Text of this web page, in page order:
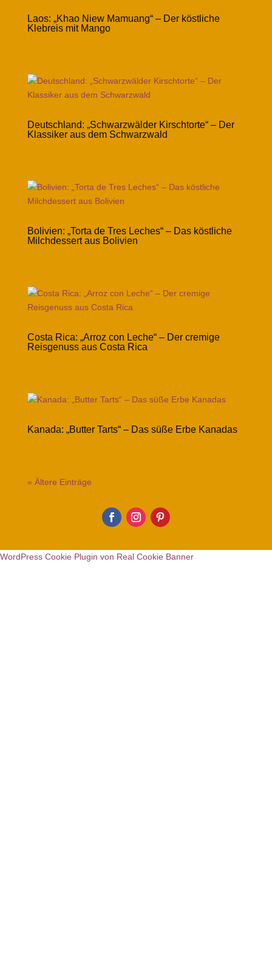
Laos: „Khao Niew Mamuang“ – Der köstliche
Klebreis mit Mango
Deutschland: „Schwarzwälder Kirschtorte“ – Der
Klassiker aus dem Schwarzwald
Bolivien: „Torta de Tres Leches“ – Das köstliche
Milchdessert aus Bolivien
Costa Rica: „Arroz con Leche“ – Der cremige
Reisgenuss aus Costa Rica
Kanada: „Butter Tarts“ – Das süße Erbe Kanadas
« Ältere Einträge
WordPress Cookie Plugin von Real Cookie Banner